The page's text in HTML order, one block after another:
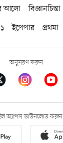
আলো বিজ্ঞানচিন্তা
ইপেপার প্রথমা
অনুসরণ করুন
অ্যাপস ডাউনলোড করুন